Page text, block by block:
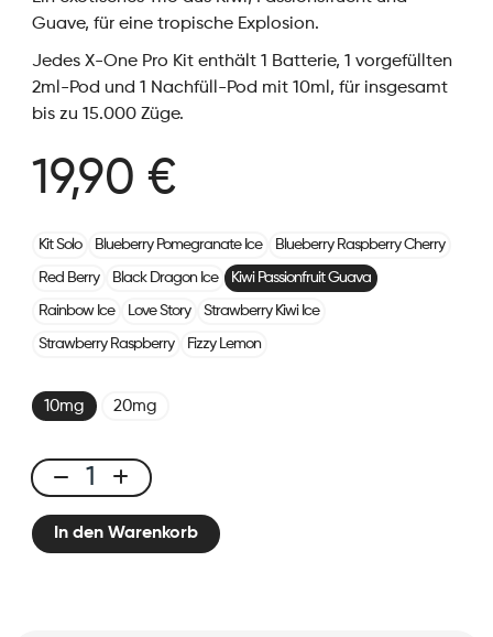
Guave, für eine tropische Explosion.
Jedes X-One Pro Kit enthält 1 Batterie, 1 vorgefüllten
2ml-Pod und 1 Nachfüll-Pod mit 10ml, für insgesamt
bis zu 15.000 Züge.
19,90 €
Kit Solo Blueberry Pomegranate Ice Blueberry Raspberry Cherry
Red Berry Black Dragon Ice Kiwi Passionfruit Guava
Rainbow Ice Love Story Strawberry Kiwi Ice
Strawberry Raspberry Fizzy Lemon
10mg 20mg
X-
One
Pro
In den Warenkorb